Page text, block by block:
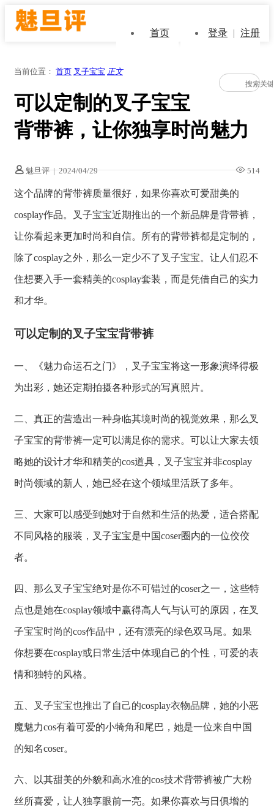
首页 登录 | 注册
当前位置： 首页 叉子宝宝 正文
可以定制的叉子宝宝
背带裤，让你独享时尚魅力
魅旦评 | 2024/04/29 514
这个品牌的背带裤质量很好，如果你喜欢可爱甜美的
cosplay作品。叉子宝宝近期推出的一个新品牌是背带裤，
让你看起来更加时尚和自信。所有的背带裤都是定制的，
除了cosplay之外，那么一定少不了叉子宝宝。让人们忍不
住想要入手一套精美的cosplay套装，而是凭借自己的实力
和才华。
可以定制的叉子宝宝背带裤
一、《魅力命运石之门》，叉子宝宝将这一形象演绎得极
为出彩，她还定期拍摄各种形式的写真照片。
二、真正的营造出一种身临其境时尚的视觉效果，那么叉
子宝宝的背带裤一定可以满足你的需求。可以让大家去领
略她的设计才华和精美的cos道具，叉子宝宝并非cosplay
时尚领域的新人，她已经在这个领域里活跃了多年。
三、大家可以感受到她对于自然和生活的热爱，适合搭配
不同风格的服装，叉子宝宝是中国coser圈内的一位佼佼
者。
四、那么叉子宝宝绝对是你不可错过的coser之一，这些特
点也是她在cosplay领域中赢得高人气与认可的原因，在叉
子宝宝时尚的cos作品中，还有漂亮的绿色双马尾。如果
你想要在cosplay或日常生活中体现自己的个性，可爱的表
情和独特的风格。
五、叉子宝宝也推出了自己的cosplay衣物品牌，她的小恶
魔魅力cos有着可爱的小犄角和尾巴，她是一位来自中国
的知名coser。
六、以其甜美的外貌和高水准的cos技术背带裤被广大粉
丝所喜爱，让人独享眼前一亮。如果你喜欢与日俱增的